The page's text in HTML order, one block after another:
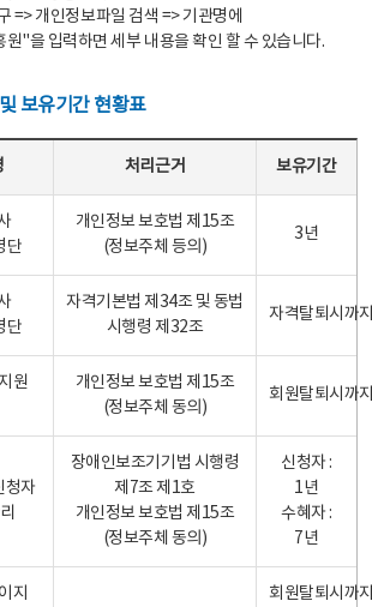
=> 개인정보파일 검색 => 기관명에
"을 입력하면 세부 내용을 확인 할 수 있습니다.
보유기간 현황표
처리근거 보유기간
단
개인정보 보호법 제15조
(정보주체 등의)
3년
단
자격기본법 제34조 및 동법
시행령 제32조
자격탈퇴시까
원
개인정보 보호법 제15조
(정보주체 동의)
회원탈퇴시까
청자
장애인보조기기법 시행령
제7조 제1호
개인정보 보호법 제15조
(정보주체 동의)
신청자 :
1년
수혜자 :
7년
지
회원탈퇴시까